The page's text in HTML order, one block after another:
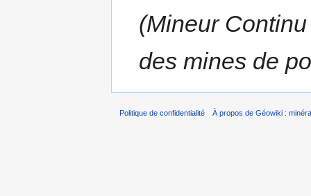
(Mineur
des mines de
Politique de confidentialité À propos de Géowiki :